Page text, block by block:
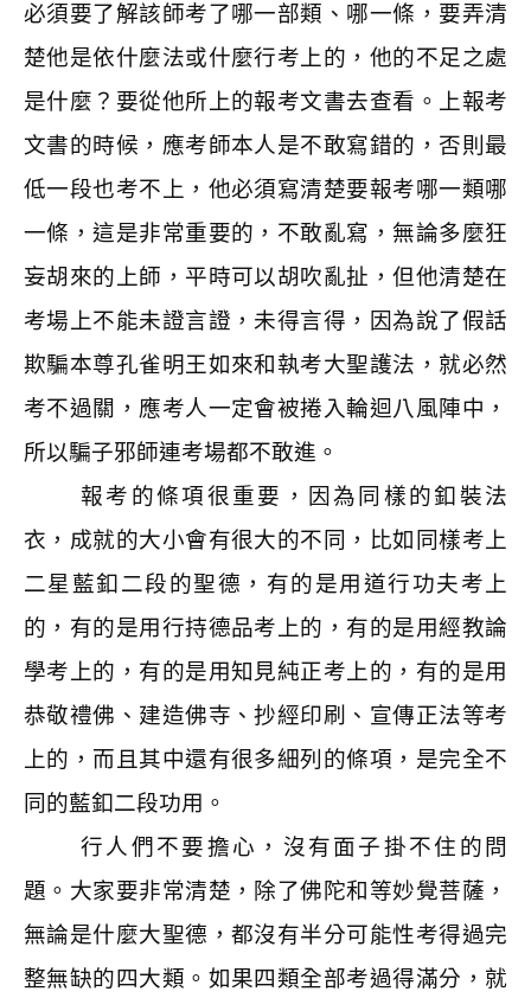
必須要了解該師考了哪一部類、哪一條，要弄清
楚他是依什麼法或什麼行考上的，他的不足之處
是什麼？要從他所上的報考文書去查看。上報考
文書的時候，應考師本人是不敢寫錯的，否則最
低一段也考不上，他必須寫清楚要報考哪一類哪
一條，這是非常重要的，不敢亂寫，無論多麼狂
妄胡來的上師，平時可以胡吹亂扯，但他清楚在
考場上不能未證言證，未得言得，因為說了假話
欺騙本尊孔雀明王如來和執考大聖護法，就必然
考不過關，應考人一定會被捲入輪迴八風陣中，
所以騙子邪師連考場都不敢進。
報考的條項很重要，因為同樣的釦裝法
衣，成就的大小會有很大的不同，比如同樣考上
二星藍釦二段的聖德，有的是用道行功夫考上
的，有的是用行持德品考上的，有的是用經教論
學考上的，有的是用知見純正考上的，有的是用
恭敬禮佛、建造佛寺、抄經印刷、宣傳正法等考
上的，而且其中還有很多細列的條項，是完全不
同的藍釦二段功用。
行人們不要擔心，沒有面子掛不住的問
題。大家要非常清楚，除了佛陀和等妙覺菩薩，
無論是什麼大聖德，都沒有半分可能性考得過完
整無缺的四大類。如果四類全部考過得滿分，就